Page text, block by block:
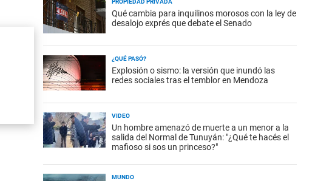
PROPIEDAD PRIVADA
Qué cambia para inquilinos morosos con la ley de
desalojo exprés que debate el Senado
¿QUÉ PASÓ?
Explosión o sismo: la versión que inundó las
redes sociales tras el temblor en Mendoza
VIDEO
Un hombre amenazó de muerte a un menor a la
salida del Normal de Tunuyán: "¿Qué te hacés el
mafioso si sos un princeso?"
MUNDO